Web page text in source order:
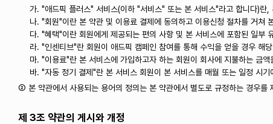
가. "애드픽 플러스" 서비스(이하 "서비스" 또는 본 서비스"라고 합니다)
나. "회원"이란 본 약관 및 이용료 결제에 동의하고 이용신청 절차를 거쳐
다. "혜택"이란 회원에게 제공되는 편의 사항 및 본 서비스에 포함된 일부
라. "인센티브"란 회원이 애드픽 캠페인 참여를 통해 수익을 얻을 경우 해
마. "이용료"란 본 서비스에 가입하고자 하는 회원이 회사에 지불하는 금액
바. "자동 정기 결제"란 본 서비스 회원이 본 서비스를 매월 또는 일정 시
② 본 약관에서 사용되는 용어의 정의는 본 약관에서 별도로 규정하는 경우를
제 3조 약관의 게시와 개정